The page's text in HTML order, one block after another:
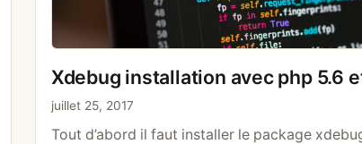
Xdebug installation avec php 5.6
juillet 25, 2017
Tout d’abord il faut installer le package